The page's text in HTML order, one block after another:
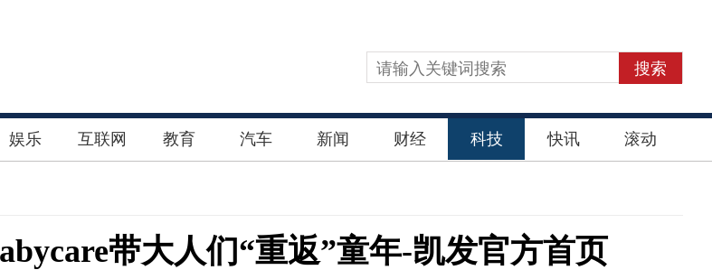
搜索
娱乐 互联网 教育 汽车 新闻 财经 科技 快讯 滚动
带大人们“重返”童年-凯发官方首页